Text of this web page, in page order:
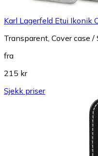
Karl Lagerfeld Etui Ikonik
Transparent, Cover case /
fra
215 kr
Sjekk priser